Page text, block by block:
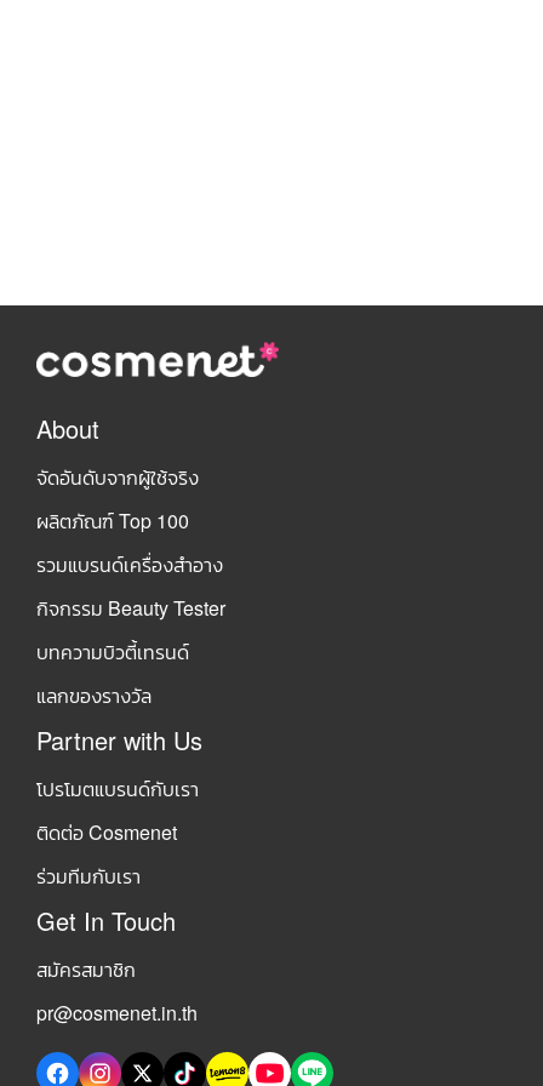
About
จัดอันดับจากผู้ใช้จริง
ผลิตภัณฑ์ Top 100
รวมแบรนด์เครื่องสำอาง
กิจกรรม Beauty Tester
บทความบิวตี้เทรนด์
แลกของรางวัล
Partner with Us
โปรโมตแบรนด์กับเรา
ติดต่อ Cosmenet
ร่วมทีมกับเรา
Get In Touch
สมัครสมาชิก
pr@cosmenet.in.th